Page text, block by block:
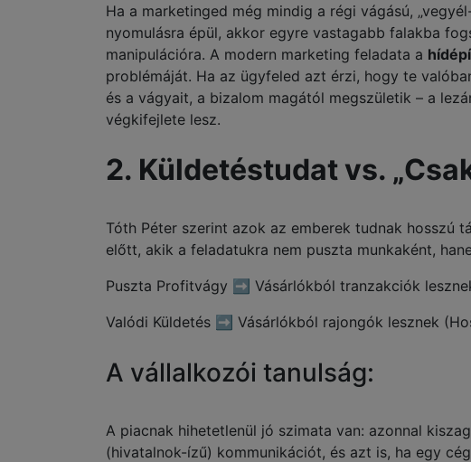
Ha a marketinged még mindig a régi vágású,
nyomulásra épül, akkor egyre vastagabb falakba
manipulációra. A modern marketing feladata a
problémáját. Ha az ügyfeled azt érzi, hogy te
és a vágyait, a bizalom magától megszületik – a
végkifejlete lesz.
2. Küldetéstudat vs.
Tóth Péter szerint azok az emberek tudnak hosszú
előtt, akik a feladatukra nem puszta munkaként,
Puszta Profitvágy ➡️ Vásárlókból tranzakciók
Valódi Küldetés ➡️ Vásárlókból rajongók lesznek
A vállalkozói tanulság:
A piacnak hihetetlenül jó szimata van: azonnal
(hivatalnok-ízű) kommunikációt, és azt is, ha egy